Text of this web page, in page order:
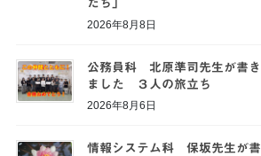
たち」
2026年8月8日
公務員科 北原準司先生が書き
ました ３人の旅立ち
2026年8月6日
情報システム科 保坂先生が書